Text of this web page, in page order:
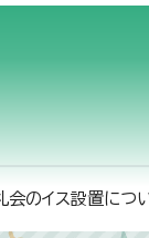
のイス設置につ